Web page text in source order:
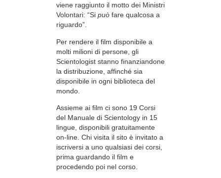
viene raggiunto il motto dei Ministri
Volontari: “Si può fare qualcosa a
riguardo”.
Per rendere il film disponibile a
molti milioni di persone, gli
Scientologist stanno finanziandone
la distribuzione, affinché sia
disponibile in ogni biblioteca del
mondo.
Assieme ai film ci sono 19 Corsi
del Manuale di Scientology in 15
lingue, disponibili gratuitamente
on-line. Chi visita il sito è invitato a
iscriversi a uno qualsiasi dei corsi,
prima guardando il film e
procedendo poi nel corso.